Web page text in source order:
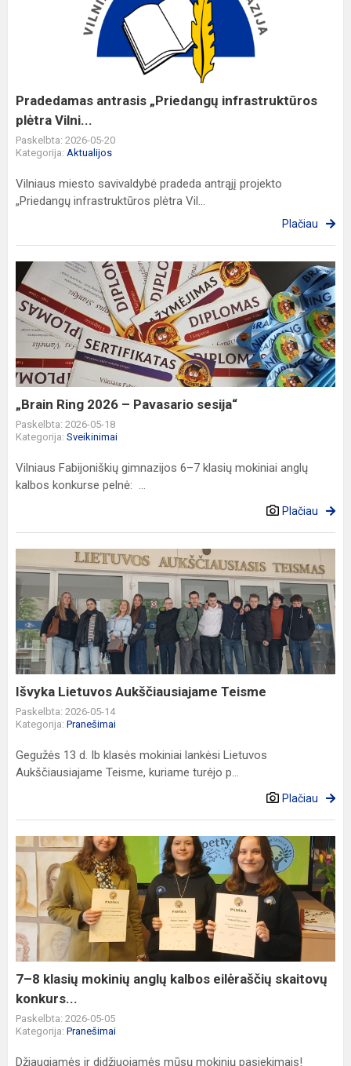
infrastruktūros
Pradedamas antrasis „Priedangų infrastruktūros
plėtra Vilni...
Paskelbta: 2026-05-20
Kategorija: Aktualijos
Vilniaus miesto savivaldybė pradeda antrąjį projekto
„Priedangų infrastruktūros plėtra Vil...
Plačiau
„Brain
Ring
2026
–
Pavasario
sesija“
„Brain Ring 2026 – Pavasario sesija“
Paskelbta: 2026-05-18
Kategorija: Sveikinimai
Vilniaus Fabijoniškių gimnazijos 6–7 klasių mokiniai anglų
kalbos konkurse pelnė: ...
Plačiau
Lietuvos
Aukščiausiajame
Teisme
Išvyka Lietuvos Aukščiausiajame Teisme
Paskelbta: 2026-05-14
Kategorija: Pranešimai
Gegužės 13 d. Ib klasės mokiniai lankėsi Lietuvos
Aukščiausiajame Teisme, kuriame turėjo p...
Plačiau
7–
8
klasių
mokinių
anglų
kalbos
eilėraščių
skaitovų
konkurs...
7–8 klasių mokinių anglų kalbos eilėraščių skaitovų
konkurs...
Paskelbta: 2026-05-05
Kategorija: Pranešimai
Džiaugiamės ir didžiuojamės mūsų mokinių pasiekimais!